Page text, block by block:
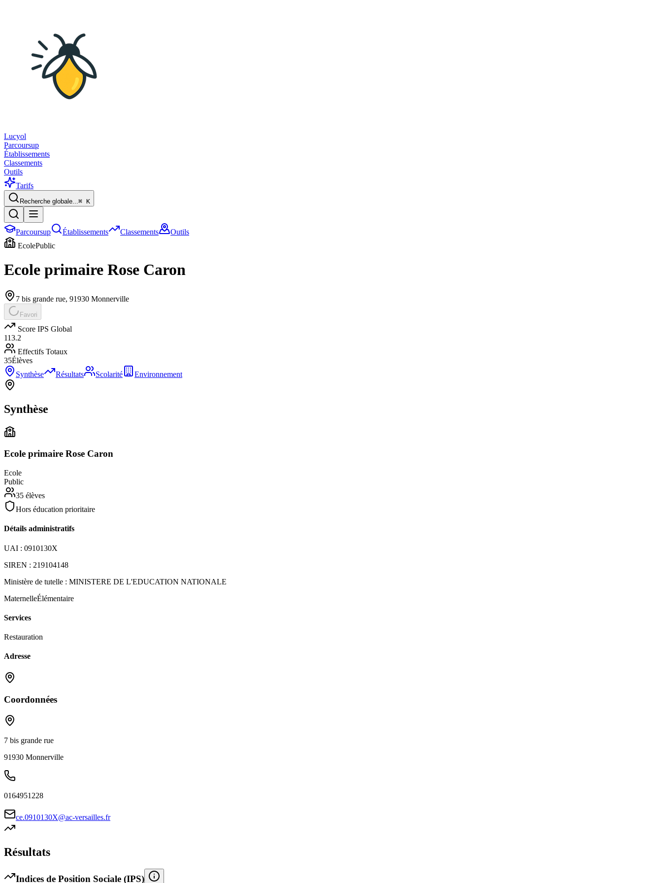
Lucyol
Parcoursup
Établissements
Classements
Outils
Tarifs
Recherche globale...⌘ K
Parcoursup Établissements Classements
Outils
EcolePublic
Ecole primaire Rose Caron
7 bis grande rue, 91930 Monnerville
Favori
Score IPS Global
113.2
Effectifs Totaux
35Élèves
Synthèse
Résultats Scolarité Environnement
Synthèse
Ecole primaire Rose Caron
Ecole
Public
35 élèves
Hors éducation prioritaire
Détails administratifs
UAI : 0910130X
SIREN : 219104148
Ministère de tutelle : MINISTERE DE L'EDUCATION NATIONALE
MaternelleÉlémentaire
Services
Restauration
Adresse
Coordonnées
7 bis grande rue
91930 Monnerville
0164951228
ce.0910130X@ac-versailles.fr
Résultats
Indices de Position Sociale (IPS)